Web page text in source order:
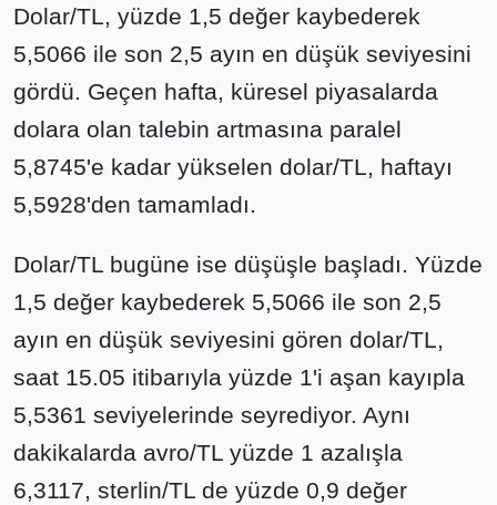
Dolar/TL, yüzde 1,5 değer kaybederek
5,5066 ile son 2,5 ayın en düşük seviyesini
gördü. Geçen hafta, küresel piyasalarda
dolara olan talebin artmasına paralel
5,8745'e kadar yükselen dolar/TL, haftayı
5,5928'den tamamladı.
Dolar/TL bugüne ise düşüşle başladı. Yüzde
1,5 değer kaybederek 5,5066 ile son 2,5
ayın en düşük seviyesini gören dolar/TL,
saat 15.05 itibarıyla yüzde 1'i aşan kayıpla
5,5361 seviyelerinde seyrediyor. Aynı
dakikalarda avro/TL yüzde 1 azalışla
6,3117, sterlin/TL de yüzde 0,9 değer